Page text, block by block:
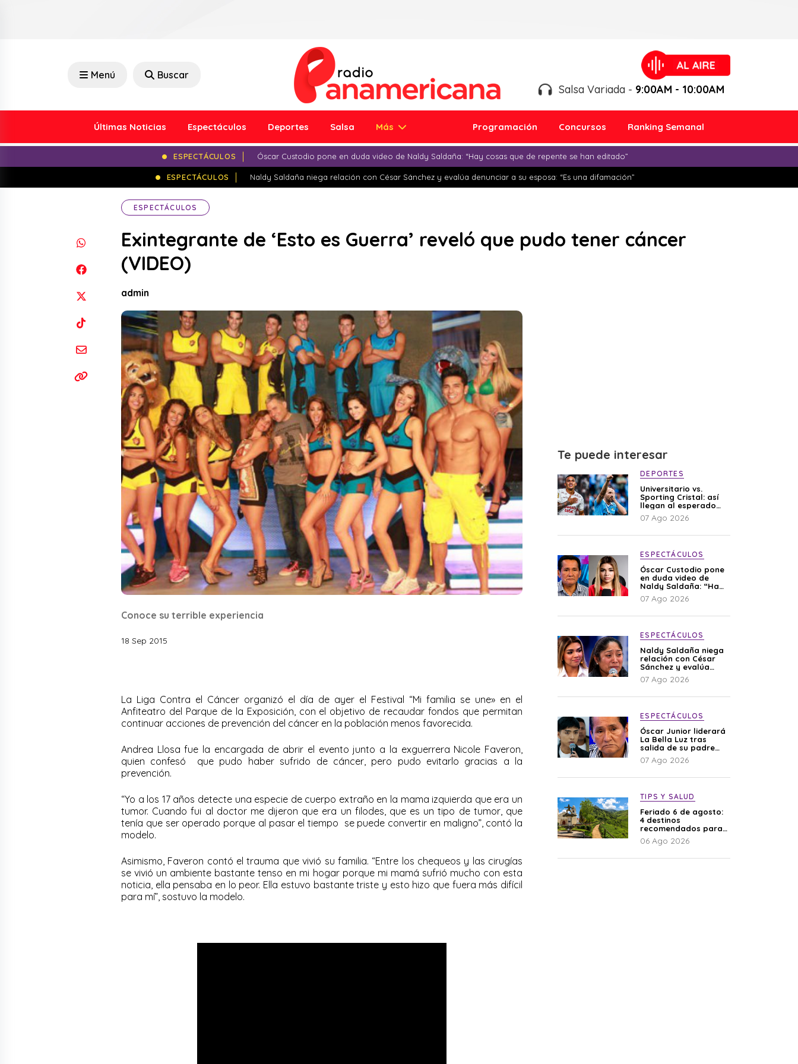
Menú Buscar
Salsa Variada - 9:00AM - 10:00AM
Últimas Noticias Espectáculos Deportes Salsa Más Programación Concursos Ranking Semanal
ESPECTÁCULOS Óscar Custodio pone en duda video de Naldy Saldaña: “Hay cosas que de repente se han editado”
ESPECTÁCULOS Naldy Saldaña niega relación con César Sánchez y evalúa denunciar a su esposa: “Es una difamación”
ESPECTÁCULOS
Exintegrante de ‘Esto es Guerra’ reveló que pudo tener cáncer
(VIDEO)
admin
Conoce su terrible experiencia
18 Sep 2015
La Liga Contra el Cáncer organizó el día de ayer el Festival “Mi familia se une» en el
Anfiteatro del Parque de la Exposición, con el objetivo de recaudar fondos que permitan
continuar acciones de prevención del cáncer en la población menos favorecida.
Andrea Llosa fue la encargada de abrir el evento junto a la exguerrera Nicole Faveron,
quien confesó que pudo haber sufrido de cáncer, pero pudo evitarlo gracias a la
prevención.
“Yo a los 17 años detecte una especie de cuerpo extraño en la mama izquierda que era un
tumor. Cuando fui al doctor me dijeron que era un filodes, que es un tipo de tumor, que
tenía que ser operado porque al pasar el tiempo se puede convertir en maligno”, contó la
modelo.
Asimismo, Faveron contó el trauma que vivió su familia. “Entre los chequeos y las cirugías
se vivió un ambiente bastante tenso en mi hogar porque mi mamá sufrió mucho con esta
noticia, ella pensaba en lo peor. Ella estuvo bastante triste y esto hizo que fuera más difícil
para mí”, sostuvo la modelo.
Te puede interesar
DEPORTES
Universitario vs.
Sporting Cristal: así
llegan al esperado
duelo
07 Ago 2026
ESPECTÁCULOS
Óscar Custodio pone
en duda video de
Naldy Saldaña: “Hay
cosas que de repente
se han editado”
07 Ago 2026
ESPECTÁCULOS
Naldy Saldaña niega
relación con César
Sánchez y evalúa
denunciar a su
esposa: “Es una
07 Ago 2026
ESPECTÁCULOS
Óscar Junior liderará
La Bella Luz tras
salida de su padre
por polémica con
Naldy Saldaña
07 Ago 2026
TIPS Y SALUD
Feriado 6 de agosto:
4 destinos
recomendados para
disfrutar el descanso
06 Ago 2026